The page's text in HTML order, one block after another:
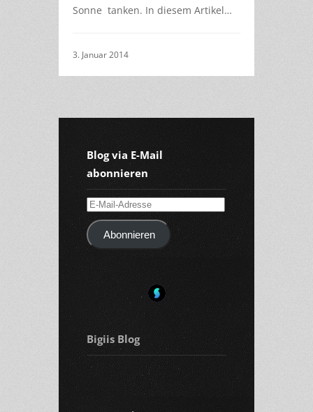
Sonne tanken. In diesem Artikel…
3. Januar 2014
Blog via E-Mail
abonnieren
E-
Mail-
AdresseAbonnieren
Bigiis Blog